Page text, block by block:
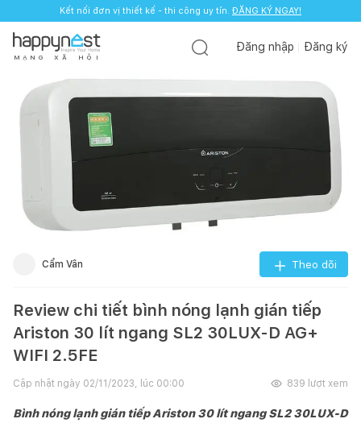
Kết nối đơn vị thiết kế - thi công uy tín. ĐĂNG KÝ NGAY!
M Ạ N G X Ã H Ộ I
Đăng nhập Đăng ký
Cẩm Vân Theo dõi
Review chi tiết bình nóng lạnh gián tiếp
Ariston 30 lít ngang SL2 30LUX-D AG+
WIFI 2.5FE
Cập nhật ngày 02/11/2023, lúc 00:00 839 lượt xem
Bình nóng lạnh gián tiếp Ariston 30 lít ngang SL2 30LUX-D